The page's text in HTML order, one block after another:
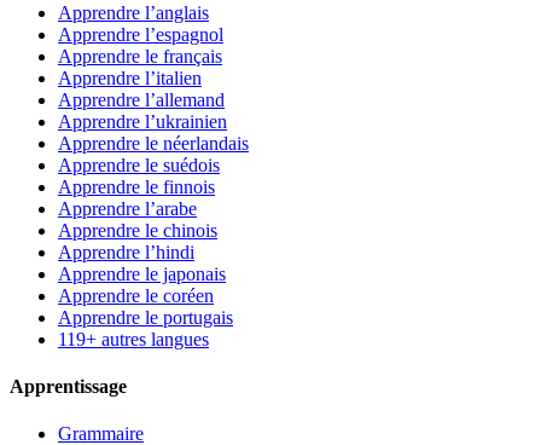
Apprendre l’anglais
Apprendre l’espagnol
Apprendre le français
Apprendre l’italien
Apprendre l’allemand
Apprendre l’ukrainien
Apprendre le néerlandais
Apprendre le suédois
Apprendre le finnois
Apprendre l’arabe
Apprendre le chinois
Apprendre l’hindi
Apprendre le japonais
Apprendre le coréen
Apprendre le portugais
119+ autres langues
Apprentissage
Grammaire